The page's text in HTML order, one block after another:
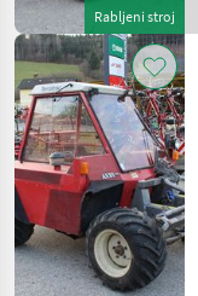
Rabljeni stroj